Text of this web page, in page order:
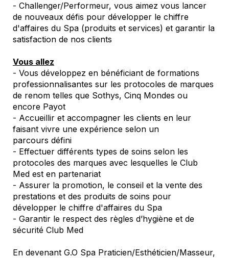
- Challenger/Performeur, vous aimez vous lancer
de nouveaux défis pour développer le chiffre
d'affaires du Spa (produits et services) et garantir la
satisfaction de nos clients
Vous allez
- Vous développez en bénéficiant de formations
professionnalisantes sur les protocoles de marques
de renom telles que Sothys, Cinq Mondes ou
encore Payot
- Accueillir et accompagner les clients en leur
faisant vivre une expérience selon un
parcours défini
- Effectuer différents types de soins selon les
protocoles des marques avec lesquelles le Club
Med est en partenariat
- Assurer la promotion, le conseil et la vente des
prestations et des produits de soins pour
développer le chiffre d'affaires du Spa
- Garantir le respect des règles d’hygiène et de
sécurité Club Med
En devenant G.O Spa Praticien/Esthéticien/Masseur,